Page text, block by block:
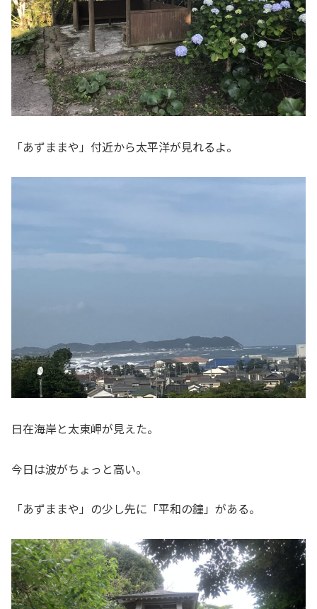
「あずままや」付近から太平洋が見れるよ。
日在海岸と太東岬が見えた。
今日は波がちょっと高い。
「あずままや」の少し先に「平和の鐘」がある。